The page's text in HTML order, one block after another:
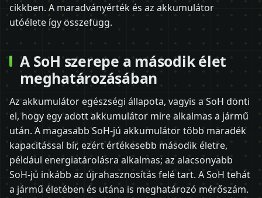
cikkben. A maradványérték és az akkumulátor
utóélete így összefügg.
A SoH szerepe a második élet
meghatározásában
Az akkumulátor egészségi állapota, vagyis a SoH dönti
el, hogy egy adott akkumulátor mire alkalmas a jármű
után. A magasabb SoH-jú akkumulátor több maradék
kapacitással bír, ezért értékesebb második életre,
például energiatárolásra alkalmas; az alacsonyabb
SoH-jú inkább az újrahasznosítás felé tart. A SoH tehát
a jármű életében és utána is meghatározó mérőszám.